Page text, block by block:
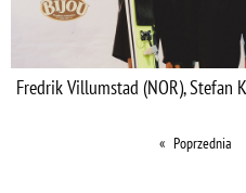
Fredrik Villumstad (NOR), Stefan
Poprzednia